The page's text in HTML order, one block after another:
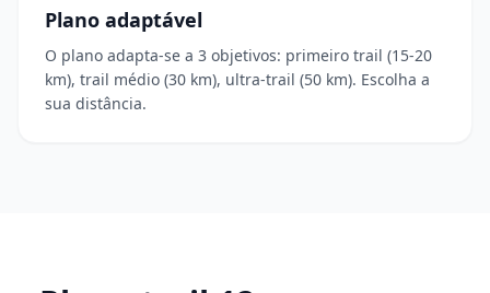
Plano adaptável
O plano adapta-se a 3 objetivos: primeiro trail (15-20
km), trail médio (30 km), ultra-trail (50 km). Escolha a
sua distância.